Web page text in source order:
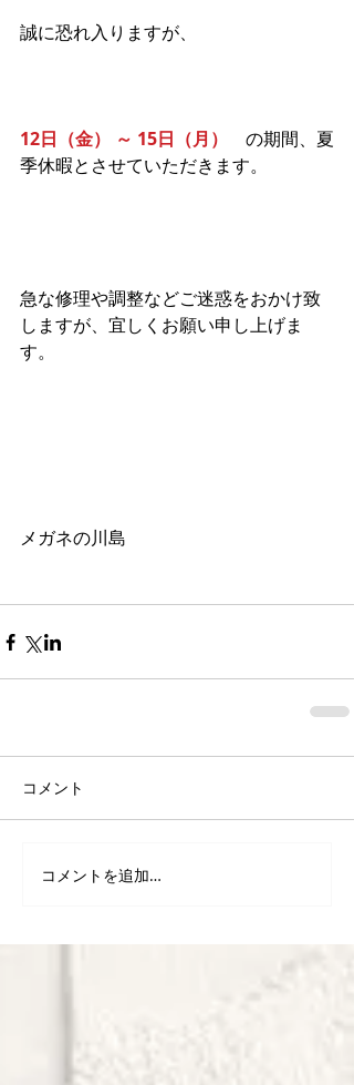
誠に恐れ入りますが、
12日（金） ～ 15日（月） の期間、夏
季休暇とさせていただきます。
急な修理や調整などご迷惑をおかけ致
しますが、宜しくお願い申し上げま
す。
メガネの川島
コメント
コメントを追加…